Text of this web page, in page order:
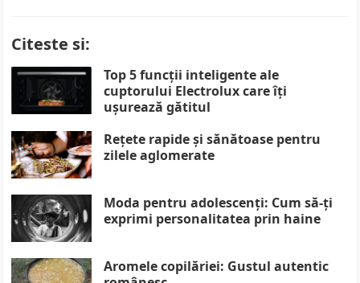
Citeste si:
Top 5 funcții inteligente ale
cuptorului Electrolux care îți
ușurează gătitul
Rețete rapide și sănătoase pentru
zilele aglomerate
Moda pentru adolescenți: Cum să-ți
exprimi personalitatea prin haine
Aromele copilăriei: Gustul autentic